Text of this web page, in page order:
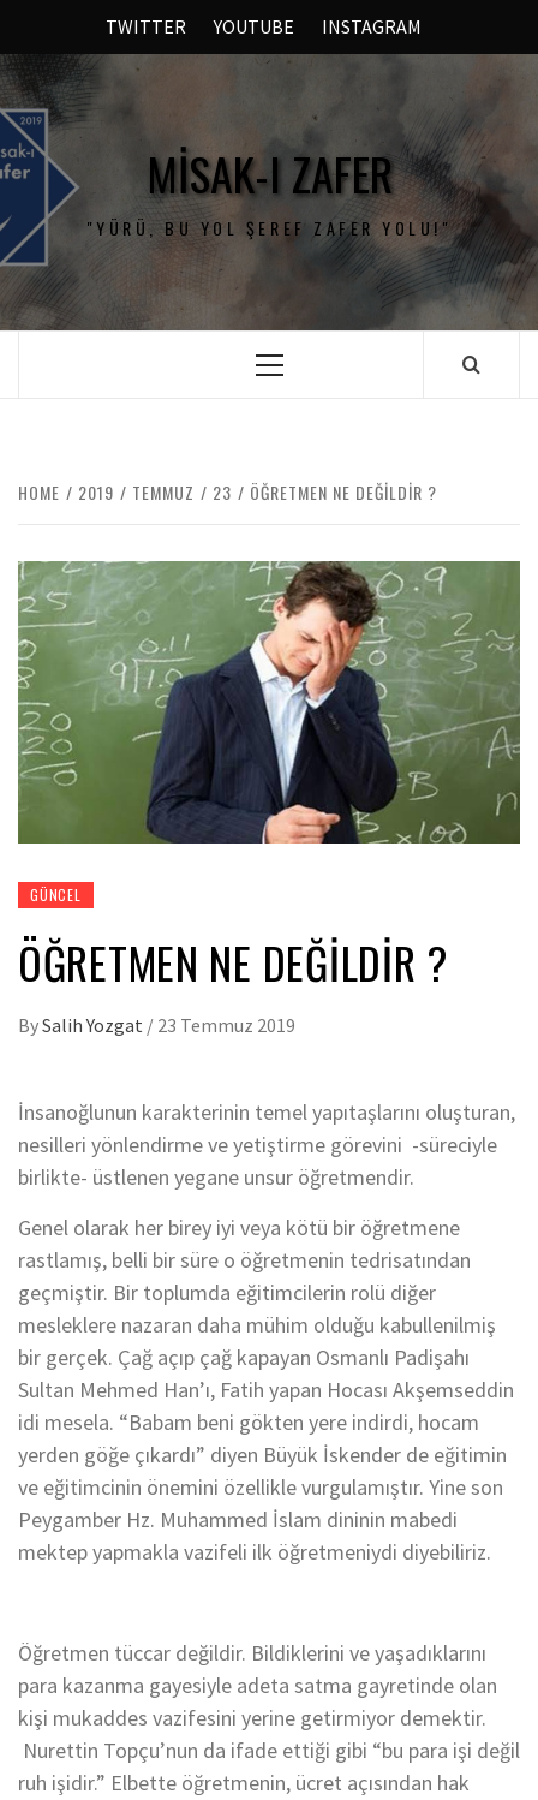
TWITTER YOUTUBE INSTAGRAM
MISAK-I ZAFER
"YÜRÜ, BU YOL ŞEREF ZAFER YOLU!"
HOME 2019 TEMMUZ 23 ÖĞRETMEN NE DEĞILDIR ?
GÜNCEL
ÖĞRETMEN NE DEĞILDIR ?
BySalih Yozgat / 23 Temmuz 2019
İnsanoğlunun karakterinin temel yapıtaşlarını oluşturan,
nesilleri yönlendirme ve yetiştirme görevini -süreciyle
birlikte- üstlenen yegane unsur öğretmendir.
Genel olarak her birey iyi veya kötü bir öğretmene
rastlamış, belli bir süre o öğretmenin tedrisatından
geçmiştir. Bir toplumda eğitimcilerin rolü diğer
mesleklere nazaran daha mühim olduğu kabullenilmiş
bir gerçek. Çağ açıp çağ kapayan Osmanlı Padişahı
Sultan Mehmed Han’ı, Fatih yapan Hocası Akşemseddin
idi mesela. “Babam beni gökten yere indirdi, hocam
yerden göğe çıkardı” diyen Büyük İskender de eğitimin
ve eğitimcinin önemini özellikle vurgulamıştır. Yine son
Peygamber Hz. Muhammed İslam dininin mabedi
mektep yapmakla vazifeli ilk öğretmeniydi diyebiliriz.
Öğretmen tüccar değildir. Bildiklerini ve yaşadıklarını
para kazanma gayesiyle adeta satma gayretinde olan
kişi mukaddes vazifesini yerine getirmiyor demektir.
Nurettin Topçu’nun da ifade ettiği gibi “bu para işi değil
ruh işidir.” Elbette öğretmenin, ücret açısından hak